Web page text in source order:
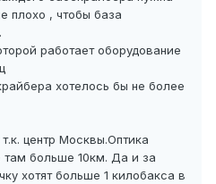
плохо , чтобы база
работает оборудование
хотелось бы не более
центр Москвы.Оптика
больше 10км. Да и за
хотят больше 1 килобакса в